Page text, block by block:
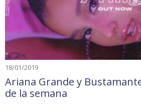
18/01/2019
Ariana Grande y
de la semana